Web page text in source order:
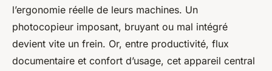
l’ergonomie réelle de leurs machines. Un
photocopieur imposant, bruyant ou mal intégré
devient vite un frein. Or, entre productivité, flux
documentaire et confort d’usage, cet appareil central